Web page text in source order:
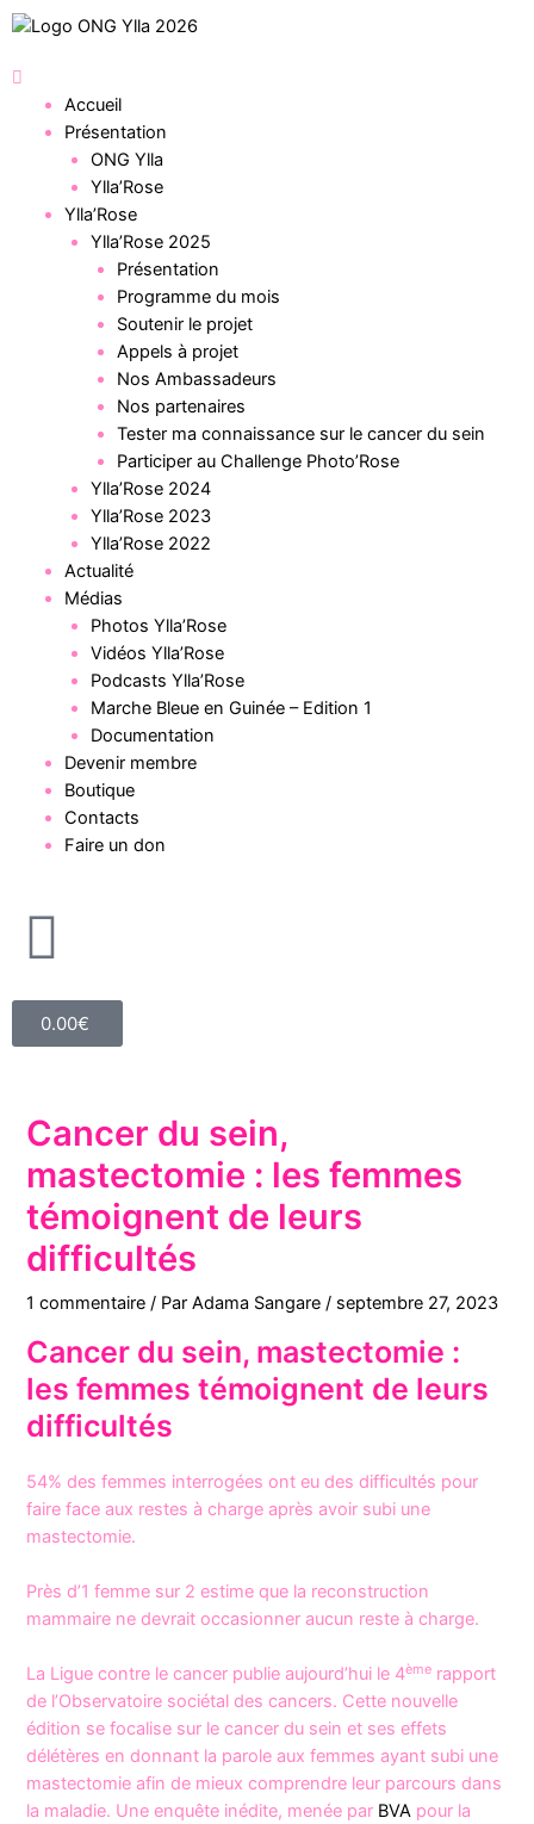
Accueil
Présentation
ONG Ylla
Ylla’Rose
Ylla’Rose
Ylla’Rose 2025
Présentation
Programme du mois
Soutenir le projet
Appels à projet
Nos Ambassadeurs
Nos partenaires
Tester ma connaissance sur le cancer du sein
Participer au Challenge Photo’Rose
Ylla’Rose 2024
Ylla’Rose 2023
Ylla’Rose 2022
Actualité
Médias
Photos Ylla’Rose
Vidéos Ylla’Rose
Podcasts Ylla’Rose
Marche Bleue en Guinée – Edition 1
Documentation
Devenir membre
Boutique
Contacts
Faire un don
0.00€
Cancer du sein,
mastectomie : les femmes
témoignent de leurs
difficultés
1 commentaire / ParAdama Sangare / septembre 27, 2023
Cancer du sein, mastectomie :
les femmes témoignent de leurs
difficultés
54% des femmes interrogées ont eu des difficultés pour
faire face aux restes à charge après avoir subi une
mastectomie.
Près d’1 femme sur 2 estime que la reconstruction
mammaire ne devrait occasionner aucun reste à charge.
La Ligue contre le cancer publie aujourd’hui le 4ème rapport
de l’Observatoire sociétal des cancers. Cette nouvelle
édition se focalise sur le cancer du sein et ses effets
délétères en donnant la parole aux femmes ayant subi une
mastectomie afin de mieux comprendre leur parcours dans
la maladie. Une enquête inédite, menée par BVA pour la